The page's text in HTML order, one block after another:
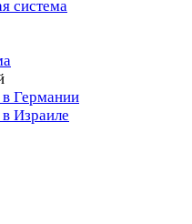
система
Германии
Израиле